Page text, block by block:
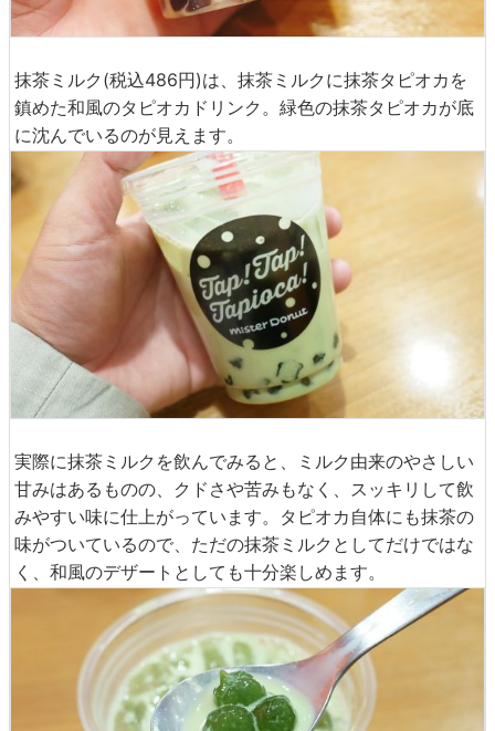
抹茶ミルク(税込486円)は、抹茶ミルクに抹茶タピオカを
鎮めた和風のタピオカドリンク。緑色の抹茶タピオカが底
に沈んでいるのが見えます。
実際に抹茶ミルクを飲んでみると、ミルク由来のやさしい
甘みはあるものの、クドさや苦みもなく、スッキリして飲
みやすい味に仕上がっています。タピオカ自体にも抹茶の
味がついているので、ただの抹茶ミルクとしてだけではな
く、和風のデザートとしても十分楽しめます。